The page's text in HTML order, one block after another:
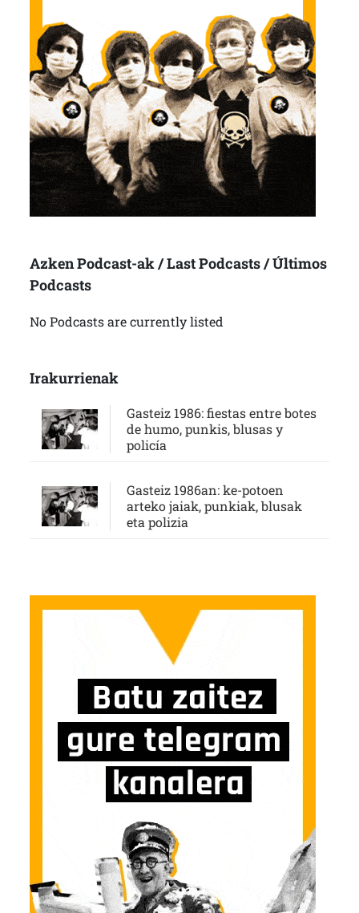
Azken Podcast-ak / Last Podcasts / Últimos
Podcasts
No Podcasts are currently listed
Irakurrienak
Gasteiz 1986: fiestas entre botes
de humo, punkis, blusas y
policía
Gasteiz 1986an: ke-potoen
arteko jaiak, punkiak, blusak
eta polizia